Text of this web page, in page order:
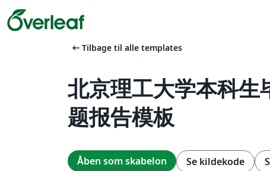
arrow_left_alt Tilbage til alle templates
北京理工大学本科生
题报告模板
Åben som skabelon Se kildekode